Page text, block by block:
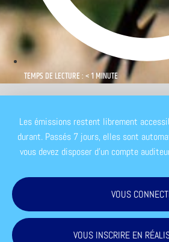
TEMPS DE LECTURE : < 1 MINUTE
Les émissions restent librement
durant. Passés 7 jours, elles sont
vous devez disposer d'un compte
VOUS
VOUS INSCRIRE EN